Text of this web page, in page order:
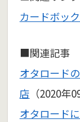
カードボッ
■関連記事
オタロード
店 （2020年
オタロード